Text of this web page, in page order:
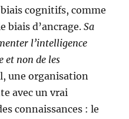
cognitifs, comme
biais d’ancrage.Sa
l’intelligence
et non de les
une organisation
avec un vrai
connaissances : le